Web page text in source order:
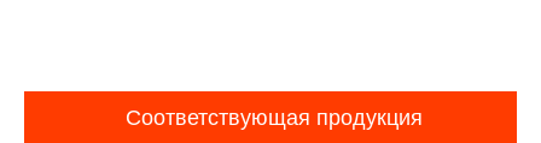
Соответствующая продукция